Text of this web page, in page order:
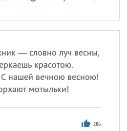
— словно луч весны,
красотою.
нашей вечною весною!
мотыльки!
286